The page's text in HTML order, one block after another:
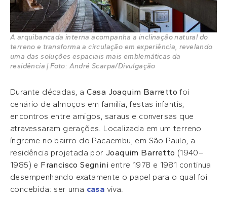
A arquibancada interna acompanha a inclinação natural do
terreno e transforma a circulação em experiência, revelando
uma das soluções espaciais mais emblemáticas da
residência | Foto: André Scarpa/Divulgação
Durante décadas, a Casa Joaquim Barretto foi
cenário de almoços em família, festas infantis,
encontros entre amigos, saraus e conversas que
atravessaram gerações. Localizada em um terreno
íngreme no bairro do Pacaembu, em São Paulo, a
residência projetada por Joaquim Barretto (1940–
1985) e Francisco Segnini entre 1978 e 1981 continua
desempenhando exatamente o papel para o qual foi
concebida: ser uma casa viva.